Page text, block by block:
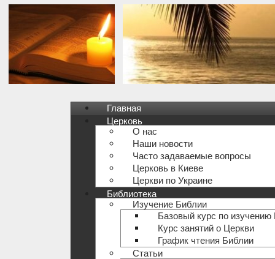
Главная
Церковь
О нас
Наши новости
Часто задаваемые вопросы
Церковь в Киеве
Церкви по Украине
Библиотека
Изучение Библии
Базовый курс по изучению
Курс занятий о Церкви
График чтения Библии
Статьи